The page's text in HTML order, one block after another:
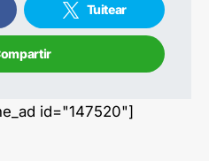
Tuitear
id="147520"]